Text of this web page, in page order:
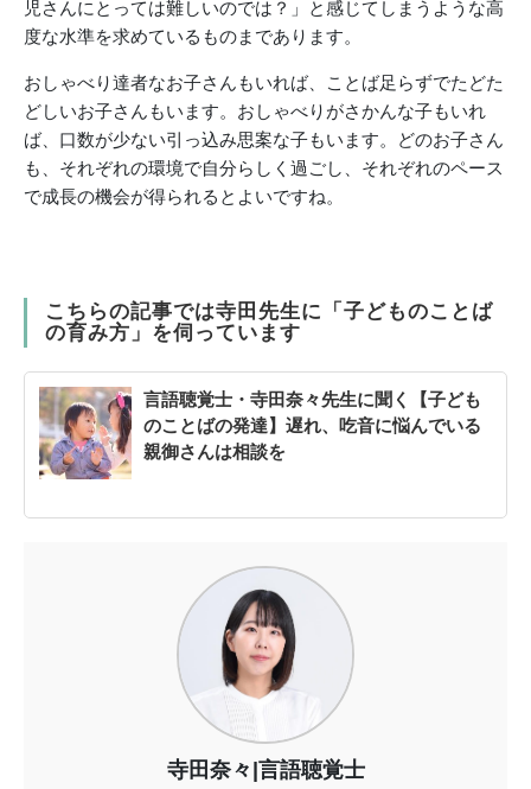
児さんにとっては難しいのでは？」と感じてしまうような高
度な水準を求めているものまであります。
おしゃべり達者なお子さんもいれば、ことば足らずでたどた
どしいお子さんもいます。おしゃべりがさかんな子もいれ
ば、口数が少ない引っ込み思案な子もいます。どのお子さん
も、それぞれの環境で自分らしく過ごし、それぞれのペース
で成長の機会が得られるとよいですね。
こちらの記事では寺田先生に「子どものことば
の育み方」を伺っています
言語聴覚士・寺田奈々先生に聞く【子ども
のことばの発達】遅れ、吃音に悩んでいる
親御さんは相談を
寺田奈々|言語聴覚士